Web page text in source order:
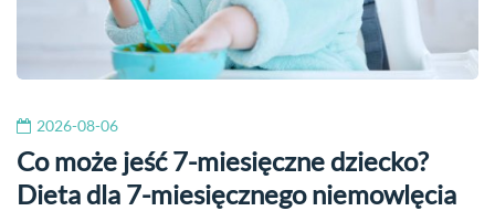
2026-08-06
Co może jeść 7-miesięczne dziecko?
Dieta dla 7-miesięcznego niemowlęcia